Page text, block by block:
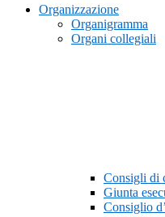
Organizzazione
Organigramma
Organi collegiali
Consigli di
Giunta
Consiglio